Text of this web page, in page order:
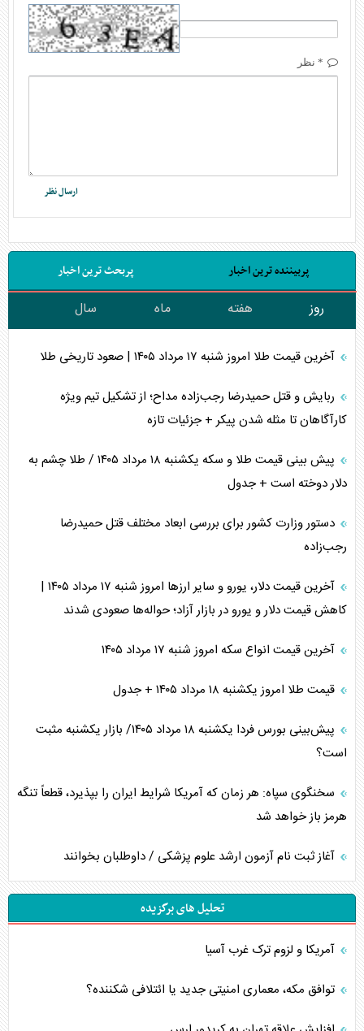
* نظر
پربیننده ترین اخبار پربحث ترین اخبار
روز هفته ماه سال
آخرین قیمت طلا امروز شنبه ۱۷ مرداد ۱۴۰۵ | صعود تاریخی طلا
ربایش و قتل حمیدرضا رجب‌زاده مداح؛ از تشکیل تیم ویژه
کارآگاهان تا مثله شدن پیکر + جزئیات تازه
پیش بینی قیمت طلا و سکه یکشنبه ۱۸ مرداد ۱۴۰۵ / طلا چشم به
دلار دوخته است + جدول
دستور وزارت کشور برای بررسی ابعاد مختلف قتل حمیدرضا
رجب‌زاده
آخرین قیمت دلار، یورو و سایر ارز‌ها امروز شنبه ۱۷ مرداد ۱۴۰۵ |
کاهش قیمت دلار و یورو در بازار آزاد؛ حواله‌ها صعودی شدند
آخرین قیمت انواع سکه امروز شنبه ۱۷ مرداد ۱۴۰۵
قیمت طلا امروز یکشنبه ۱۸ مرداد ۱۴۰۵ + جدول
پیش‌بینی بورس فردا یکشنبه ۱۸ مرداد ۱۴۰۵/ بازار یکشنبه مثبت
است؟
سخنگوی سپاه: هر زمان که آمریکا شرایط ایران را بپذیرد، قطعاً تنگه
هرمز باز خواهد شد
آغاز ثبت نام آزمون ارشد علوم پزشکی / داوطلبان بخوانند
تحلیل های برگزیده
آمریکا و لزوم ترک غرب آسیا
توافق مکه، معماری امنیتی جدید یا ائتلافی شکننده؟